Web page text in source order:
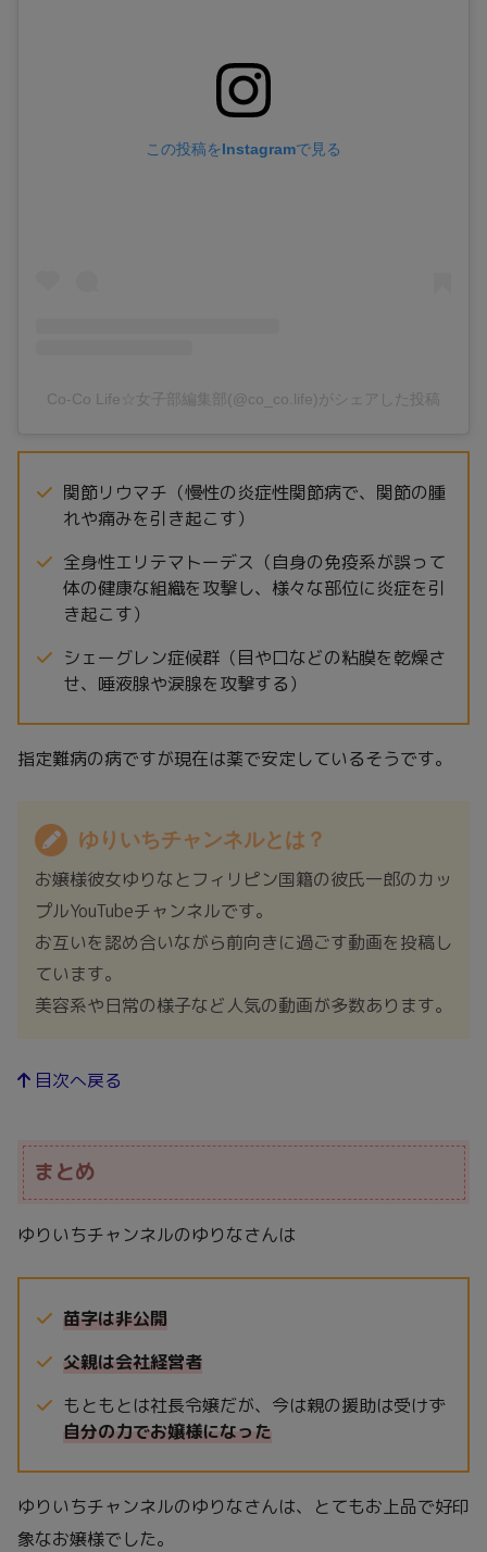
この投稿をInstagramで見る
Co-Co Life☆女子部編集部(@co_co.life)がシェアした投稿
関節リウマチ（慢性の炎症性関節病で、関節の腫
れや痛みを引き起こす）
全身性エリテマトーデス（自身の免疫系が誤って
体の健康な組織を攻撃し、様々な部位に炎症を引
き起こす）
シェーグレン症候群（目や口などの粘膜を乾燥さ
せ、唾液腺や涙腺を攻撃する）
指定難病の病ですが現在は薬で安定しているそうです。
ゆりいちチャンネルとは？
お嬢様彼女ゆりなとフィリピン国籍の彼氏一郎のカッ
プルYouTubeチャンネルです。
お互いを認め合いながら前向きに過ごす動画を投稿し
ています。
美容系や日常の様子など人気の動画が多数あります。
目次へ戻る
まとめ
ゆりいちチャンネルのゆりなさんは
苗字は非公開
父親は会社経営者
もともとは社長令嬢だが、今は親の援助は受けず
自分の力でお嬢様になった
ゆりいちチャンネルのゆりなさんは、とてもお上品で好印
象なお嬢様でした。